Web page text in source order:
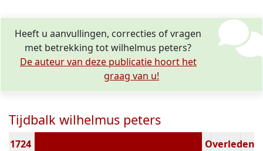
Heeft u aanvullingen, correcties of vragen
met betrekking tot wilhelmus peters?
De auteur van deze publicatie hoort het
graag van u!
Tijdbalk wilhelmus peters
1724 Overleden (